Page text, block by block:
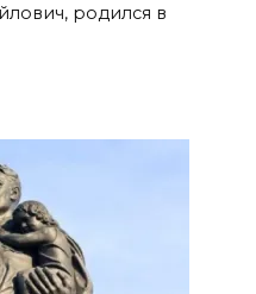
родился в